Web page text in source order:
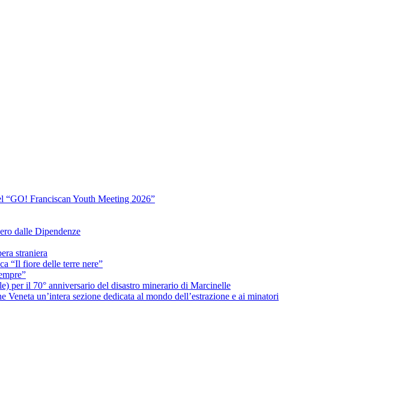
“GO! Franciscan Youth Meeting 2026”
dalle Dipendenze
straniera
“Il fiore delle terre nere”
per il 70° anniversario del disastro minerario di Marcinelle
un’intera sezione dedicata al mondo dell’estrazione e ai minatori